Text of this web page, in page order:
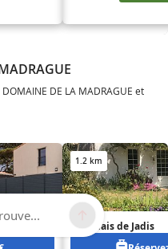
DE LA MADRAGUE et
1.2 km
Au Relais de Jadis